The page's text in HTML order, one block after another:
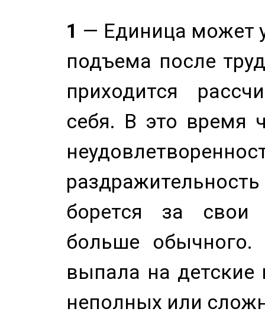
1 — Единица может
подъема после
приходится
себя. В это время
борется за свои
больше
выпала на детские
неполных или